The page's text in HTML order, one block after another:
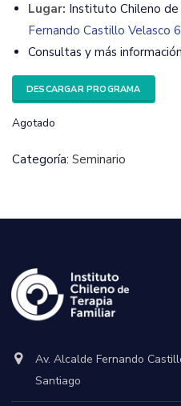
Lugar: Instituto Chileno de
Fernando Castillo Velasco
Consultas y más
DESCARGAR PROGRAMA
Agotado
Categoría: Seminario
Av. Alcalde Fernando
Santiago